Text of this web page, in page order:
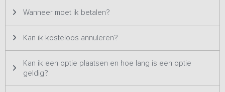
Wanneer moet ik betalen?
Kan ik kosteloos annuleren?
Kan ik een optie plaatsen en hoe lang is een optie
geldig?